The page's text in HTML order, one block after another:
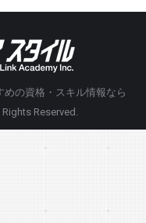
めの資格・スキル情報なら
Rights Reserved.